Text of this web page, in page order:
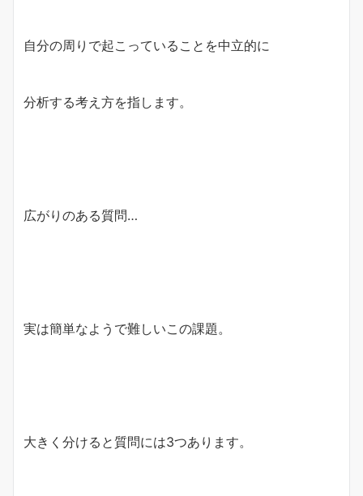
自分の周りで起こっていることを中立的に
分析する考え方を指します。
広がりのある質問…
実は簡単なようで難しいこの課題。
大きく分けると質問には3つあります。